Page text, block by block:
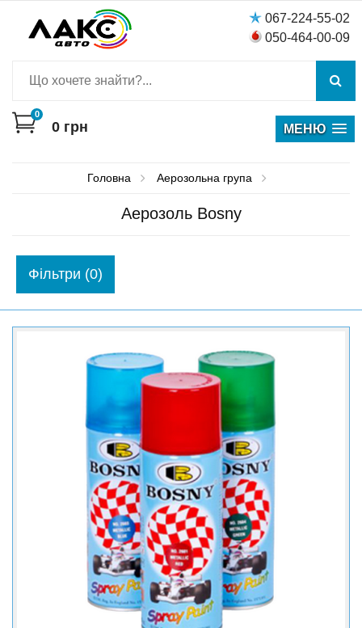
067-224-55-02
050-464-00-09
0
0 грн МЕНЮ
Головна Аерозольна група
Аерозоль Bosny
Фiльтри (0)